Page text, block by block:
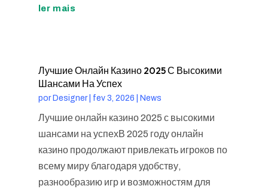
ler mais
Лучшие Онлайн Казино 2025 С Высокими
Шансами На Успех
por Designer| fev 3, 2026 News
Лучшие онлайн казино 2025 с высокими
шансами на успехВ 2025 году онлайн
казино продолжают привлекать игроков по
всему миру благодаря удобству,
разнообразию игр и возможностям для